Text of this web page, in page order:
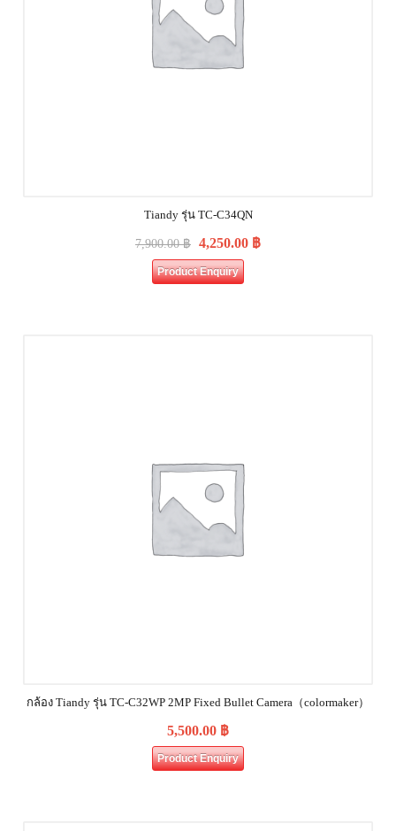
Tiandy รุ่น TC-C34QN
7,900.00฿ 4,250.00 ฿
Product Enquiry
กล้อง Tiandy รุ่น TC-C32WP 2MP Fixed Bullet Camera（colormaker）
5,500.00 ฿
Product Enquiry